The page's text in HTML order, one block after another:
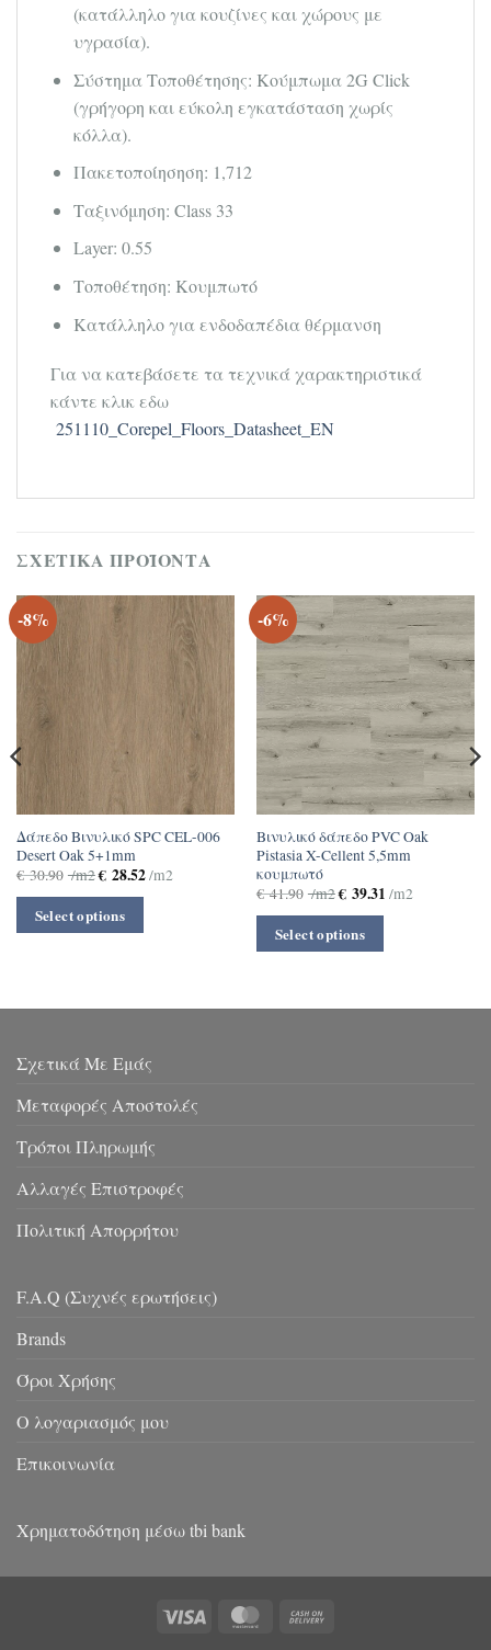
(κατάλληλο για κουζίνες και χώρους με
υγρασία).
Σύστημα Τοποθέτησης: Κούμπωμα 2G Click
(γρήγορη και εύκολη εγκατάσταση χωρίς
κόλλα).
Πακετοποίησηση: 1,712
Ταξινόμηση: Class 33
Layer: 0.55
Τοποθέτηση: Κουμπωτό
Κατάλληλο για ενδοδαπέδια θέρμανση
Για να κατεβάσετε τα τεχνικά χαρακτηριστικά
κάντε κλικ εδω
251110_Corepel_Floors_Datasheet_EN
ΣΧΕΤΙΚΆ ΠΡΟΪΌΝΤΑ
-8%
Δάπεδο Βινυλικό SPC CEL-006
Desert Oak 5+1mm
€30.90 /m2€28.52/m2
Select options
-6%
Βινυλικό δάπεδο PVC Oak
Pistasia X-Cellent 5,5mm
κουμπωτό
€41.90 /m2€39.31 /m2
Select options
Σχετικά Με Εμάς
Μεταφορές Αποστολές
Τρόποι Πληρωμής
Αλλαγές Επιστροφές
Πολιτική Απορρήτου
F.A.Q (Συχνές ερωτήσεις)
Brands
Όροι Χρήσης
Ο λογαριασμός μου
Επικοινωνία
Χρηματοδότηση μέσω tbi bank
Visa MasterCard